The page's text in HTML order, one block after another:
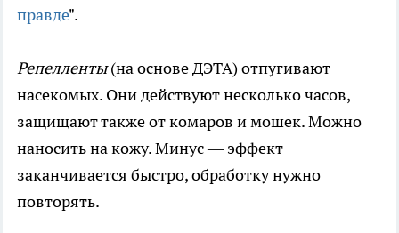
правде".
Репелленты(на основе ДЭТА) отпугивают
насекомых. Они действуют несколько часов,
защищают также от комаров и мошек. Можно
наносить на кожу. Минус — эффект
заканчивается быстро, обработку нужно
повторять.